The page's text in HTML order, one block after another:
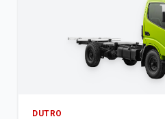
DUTRO